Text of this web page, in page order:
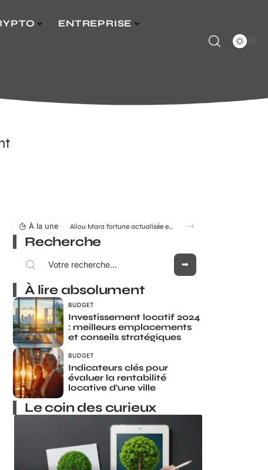
ENTREPRISE
À la une Aliou Mara fortune actualisée en 2026 : estimation, évolution et enjeux
Recherche
À lire absolument
BUDGET
Investissement locatif 2024
: meilleurs emplacements
et conseils stratégiques
BUDGET
Indicateurs clés pour
évaluer la rentabilité
locative d’une ville
Le coin des curieux